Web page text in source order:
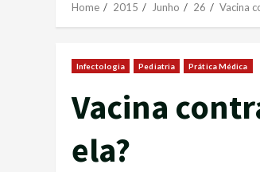
Home 2015 Junho 26 Vacina
Infectologia Pediatria Prática Médica
Vacina
ela?